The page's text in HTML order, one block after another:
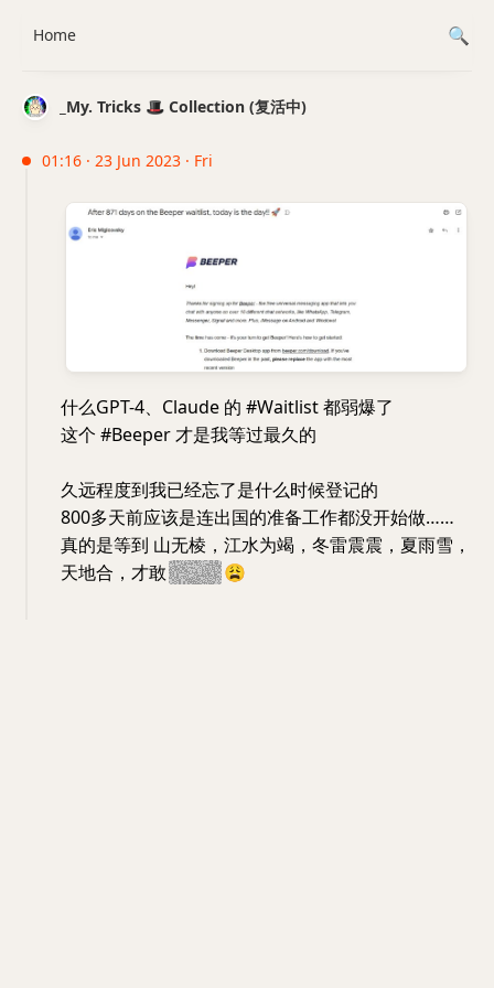
_My. Tricks 🎩 Collection (复活中)
01:16 · 23 Jun 2023 · Fri
什么GPT-4、Claude 的 #Waitlist 都弱爆了
这个 #Beeper 才是我等过最久的
久远程度到我已经忘了是什么时候登记的
800多天前应该是连出国的准备工作都没开始做……
真的是等到 山无棱，江水为竭，冬雷震震，夏雨雪，
天地合，才敢绝绝子😩
Home